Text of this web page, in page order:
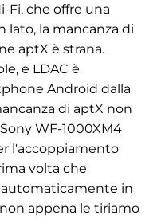
Fi, che offre una
lato, la mancanza di
aptX è strana.
e LDAC è
Android dalla
di aptX non
Sony WF-1000XM4
l'accoppiamento
volta che
in
appena le tiriamo